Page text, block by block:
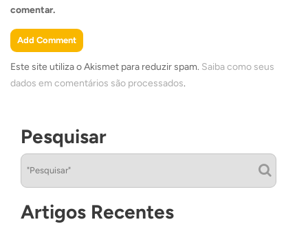
comentar.
Este site utiliza o Akismet para reduzir spam. Saiba como seus
dados em comentários são processados.
Pesquisar
Artigos Recentes